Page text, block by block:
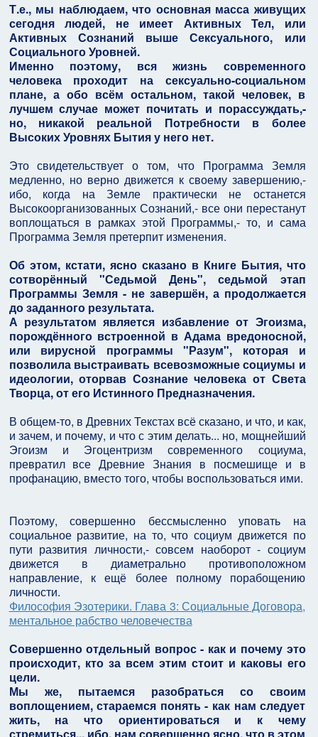
Т.е., мы наблюдаем, что основная масса живущих
сегодня людей, не имеет Активных Тел, или
Активных Сознаний выше Сексуального, или
Социального Уровней.
Именно поэтому, вся жизнь современного
человека проходит на сексуально-социальном
плане, а обо всём остальном, такой человек, в
лучшем случае может почитать и порассуждать,-
но, никакой реальной Потребности в более
Высоких Уровнях Бытия у него нет.
Это свидетельствует о том, что Программа Земля
медленно, но верно движется к своему завершению,-
ибо, когда на Земле практически не останется
Высокоорганизованных Сознаний,- все они перестанут
воплощаться в рамках этой Программы,- то, и сама
Программа Земля претерпит изменения.
Об этом, кстати, ясно сказано в Книге Бытия, что
сотворённый "Седьмой День", седьмой этап
Программы Земля - не завершён, а продолжается
до заданного результата.
А результатом является избавление от Эгоизма,
порождённого встроенной в Адама вредоносной,
или вирусной программы "Разум", которая и
позволила выстраивать всевозможные социумы и
идеологии, оторвав Сознание человека от Света
Творца, от его Истинного Предназначения.
В общем-то, в Древних Текстах всё сказано, и что, и как,
и зачем, и почему, и что с этим делать... но, мощнейший
Эгоизм и Эгоцентризм современного социума,
превратил все Древние Знания в посмешище и в
профанацию, вместо того, чтобы воспользоваться ими.
Поэтому, совершенно бессмысленно уповать на
социальное развитие, на то, что социум движется по
пути развития личности,- совсем наоборот - социум
движется в диаметрально противоположном
направление, к ещё более полному порабощению
личности.
Философия Эзотерики. Глава 3: Социальные Договора,
ментальное рабство человечества
Совершенно отдельный вопрос - как и почему это
происходит, кто за всем этим стоит и каковы его
цели.
Мы же, пытаемся разобраться со своим
воплощением, стараемся понять - как нам следует
жить, на что ориентироваться и к чему